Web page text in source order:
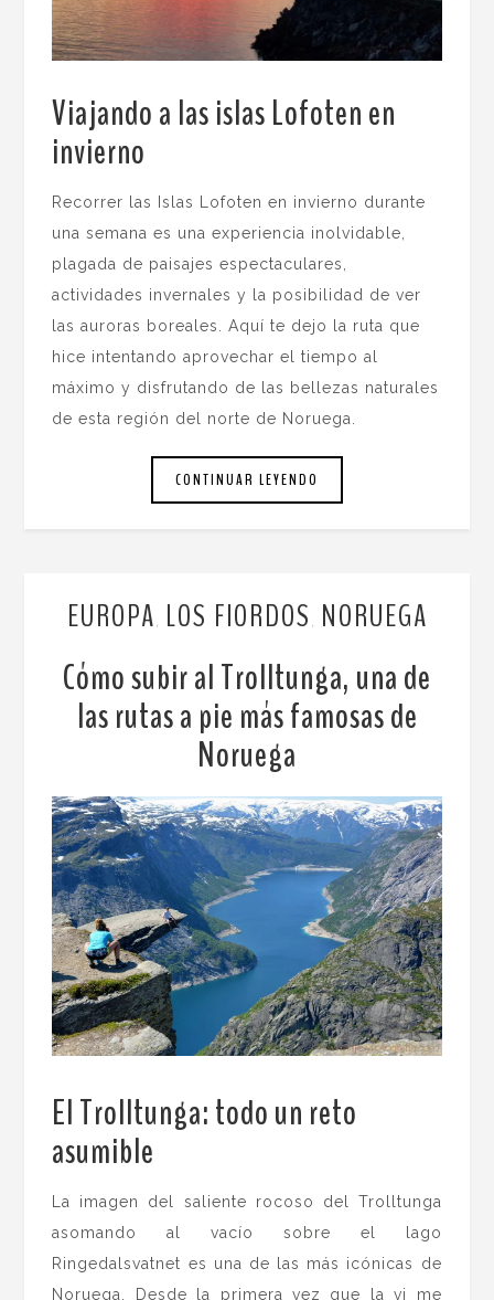
Viajando a las islas Lofoten en
invierno
Recorrer las Islas Lofoten en invierno durante
una semana es una experiencia inolvidable,
plagada de paisajes espectaculares,
actividades invernales y la posibilidad de ver
las auroras boreales. Aquí te dejo la ruta que
hice intentando aprovechar el tiempo al
máximo y disfrutando de las bellezas naturales
de esta región del norte de Noruega.
CONTINUAR LEYENDO
EUROPA LOS FIORDOS NORUEGA
Cómo subir al Trolltunga, una de
las rutas a pie más famosas de
Noruega
El Trolltunga: todo un reto
asumible
La imagen del saliente rocoso del Trolltunga
asomando al vacío sobre el lago
Ringedalsvatnet es una de las más icónicas de
Noruega. Desde la primera vez que la vi me